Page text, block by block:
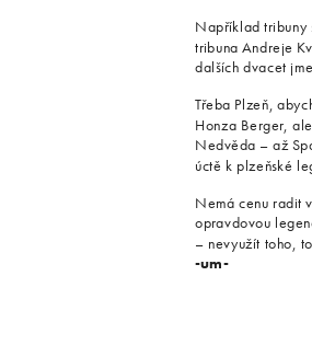
Například tribuny
tribuna Andreje
dalších dvacet
Třeba Plzeň,
Honza Berger,
Nedvěda – až
úctě k plzeňské
Nemá cenu radit
opravdovou
– nevyužít toho,
-um-